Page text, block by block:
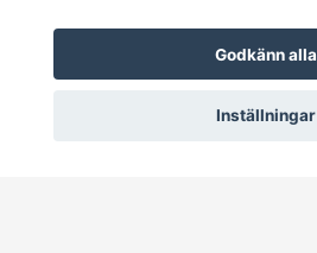
Godkänn alla
Inställningar